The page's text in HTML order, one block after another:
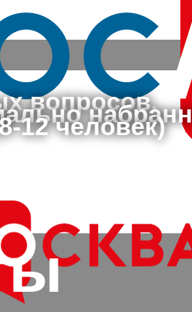
вопросов,
12 человек)